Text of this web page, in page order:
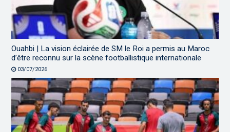
Ouahbi | La vision éclairée de SM le Roi a permis au Maroc
d’être reconnu sur la scène footballistique internationale
03/07/2026